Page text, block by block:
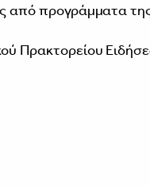
από προγράμματα
Πρακτορείου